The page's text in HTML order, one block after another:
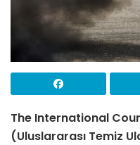
The International
(Uluslararası Temiz